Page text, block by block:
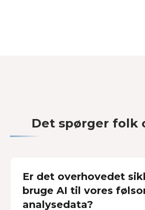
Det spørger folk
Er det overhovedet
bruge AI til vores
analysedata?